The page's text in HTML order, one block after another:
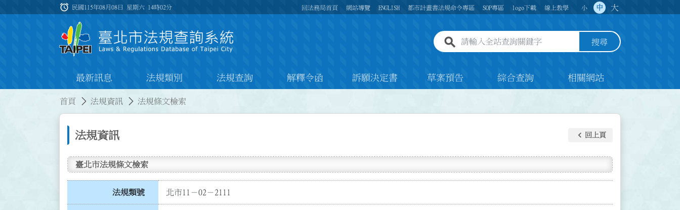
:::
alarm 民國115年08月08日 星期六 14時02分 回法務局首頁 網站導覽 ENGLISH 都市計畫書法規命令專區 SOP專區 logo下載 線上教學 小 中 大
全站查詢關鍵字欄位 搜尋
最新訊息 法規類別 法規查詢 解釋令函 訴願決定書 草案預告 綜合查詢 相關網站
首頁 法規資訊 法規條文檢索
法規資訊 keyboard_arrow_left 回上頁
臺北市法規條文檢索
法規類號 北市11－02－2111